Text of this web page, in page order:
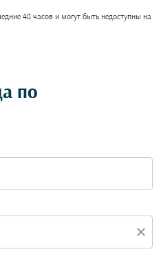
48 часов и могут быть недоступны на
по
close